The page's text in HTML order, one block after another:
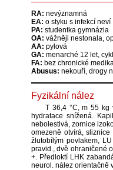
RA: nevýznamná
EA: o styku s infekcí neví
PA: studentka gymnázia
OA: vážněji nestonala,
AA: pylová
GA: menarché 12 let,
FA: bez chronické
Abusus: nekouří, drogy
Fyzikální nález
T 36,4 °C, m 55 kg
hydratace snížená.
nebolestivá, zornice
omezeně otvírá,
žlutobílým povlakem,
pravid., dvě ohraničené
+. Předloktí LHK
neurol. nález orientačně